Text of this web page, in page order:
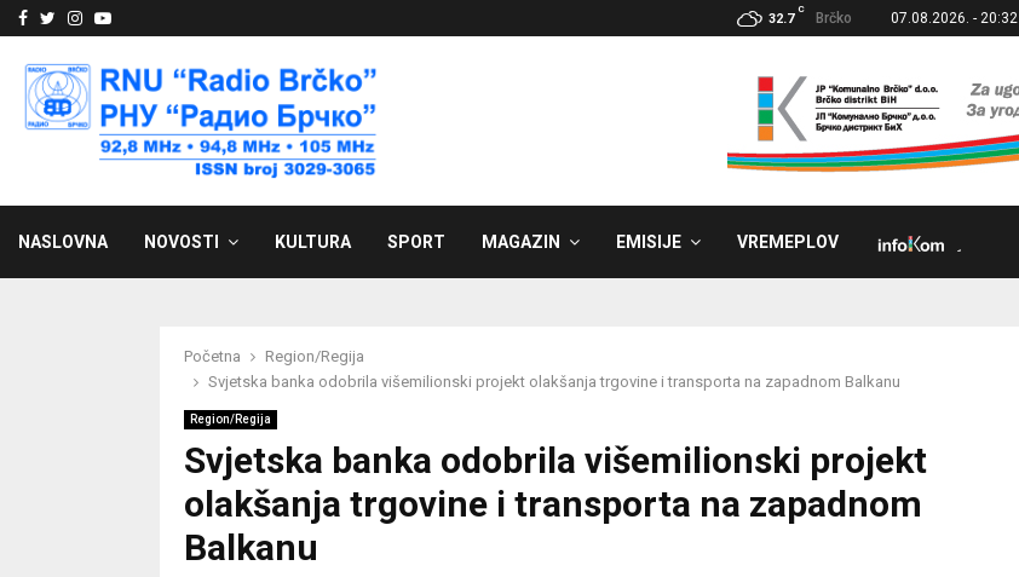
Facebook
Twitter
Instagram
Youtube 32.7
C
Brčko 07.08.2026. - 20:32
NASLOVNA NOVOSTI KULTURA SPORT MAGAZIN EMISIJE VREMEPLOV
Početna
Region/Regija
Svjetska banka odobrila višemilionski projekt olakšanja trgovine i transporta na zapadnom Balkanu
Region/Regija
Svjetska banka odobrila višemilionski projekt
olakšanja trgovine i transporta na zapadnom
Balkanu